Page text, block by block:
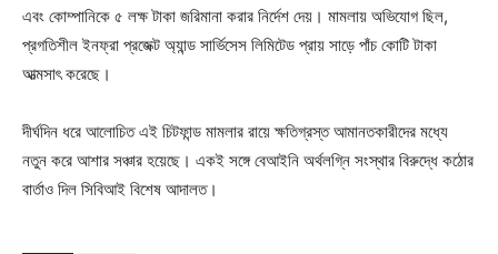
এবং কোম্পানিকে ৫ লক্ষ টাকা জরিমানা করার নির্দেশ দেয়। মামলায় অভিযোগ ছিল,
প্রগতিশীল ইনফ্রা প্রজেক্ট অ্যান্ড সার্ভিসেস লিমিটেড প্রায় সাড়ে পাঁচ কোটি টাকা
আত্মসাৎ করেছে।
দীর্ঘদিন ধরে আলোচিত এই চিটফান্ড মামলার রায়ে ক্ষতিগ্রস্ত আমানতকারীদের মধ্যে
নতুন করে আশার সঞ্চার হয়েছে। একই সঙ্গে বেআইনি অর্থলগ্নি সংস্থার বিরুদ্ধে কঠোর
বার্তাও দিল সিবিআই বিশেষ আদালত।